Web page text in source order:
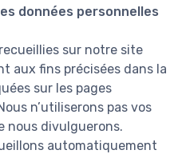
données personnelles
sur notre site
aux fins précisées dans la
sur les pages
n’utiliserons pas vos
nous divulguerons.
automatiquement